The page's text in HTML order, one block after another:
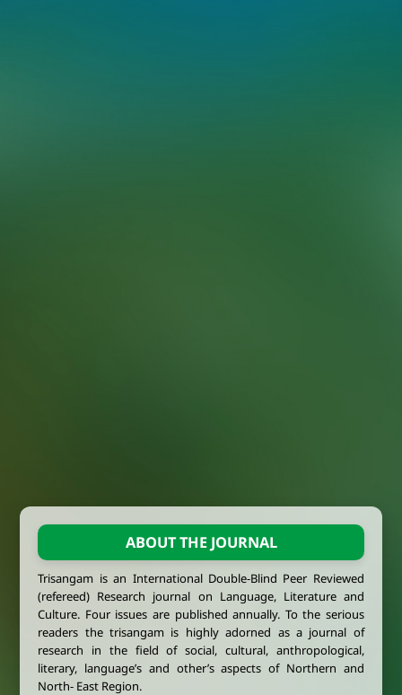
ABOUT THE JOURNAL
Trisangam is an International Double-Blind Peer Reviewed
(refereed) Research journal on Language, Literature and
Culture. Four issues are published annually. To the serious
readers the trisangam is highly adorned as a journal of
research in the field of social, cultural, anthropological,
literary, language’s and other’s aspects of Northern and
North- East Region.